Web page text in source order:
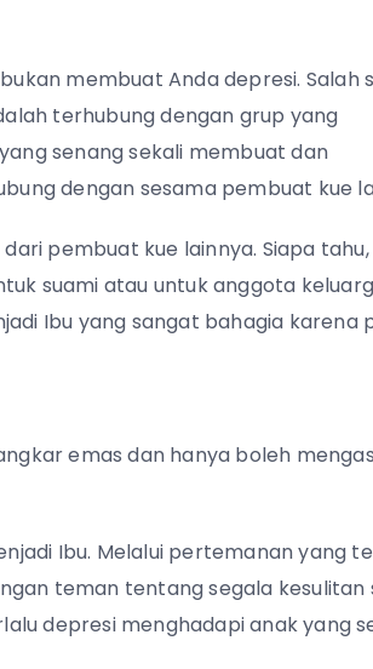
membuat Anda depresi. Salah
terhubung dengan grup yang
senang sekali membuat dan
dengan sesama pembuat kue
pembuat kue lainnya. Siapa
suami atau untuk anggota
Ibu yang sangat bahagia karena
emas dan hanya boleh
Ibu. Melalui pertemanan yang
teman tentang segala kesulitan
depresi menghadapi anak yang